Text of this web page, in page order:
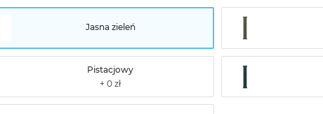
Jasna zieleń
Pistacjowy